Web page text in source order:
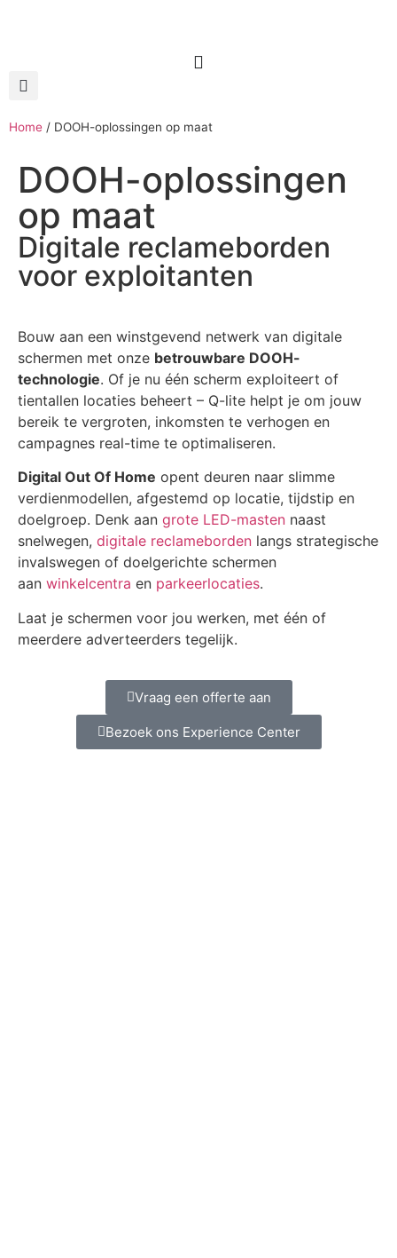
Home / DOOH-oplossingen op maat
DOOH-oplossingen
op maat
Digitale reclameborden
voor exploitanten
Bouw aan een winstgevend netwerk van digitale
schermen met onze betrouwbare DOOH-
technologie. Of je nu één scherm exploiteert of
tientallen locaties beheert – Q-lite helpt je om jouw
bereik te vergroten, inkomsten te verhogen en
campagnes real-time te optimaliseren.
Digital Out Of Home opent deuren naar slimme
verdienmodellen, afgestemd op locatie, tijdstip en
doelgroep. Denk aan grote LED-masten naast
snelwegen, digitale reclameborden langs strategische
invalswegen of doelgerichte schermen
aan winkelcentra en parkeerlocaties.
Laat je schermen voor jou werken, met één of
meerdere adverteerders tegelijk.
Vraag een offerte aan
Bezoek ons Experience Center